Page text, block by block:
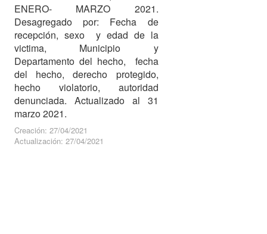
ENERO- MARZO 2021.
Desagregado por: Fecha de
recepción, sexo y edad de la
victima, Municipio y
Departamento del hecho, fecha
del hecho, derecho protegido,
hecho violatorio, autoridad
denunciada. Actualizado al 31
marzo 2021.
Creación: 27/04/2021
Actualización: 27/04/2021